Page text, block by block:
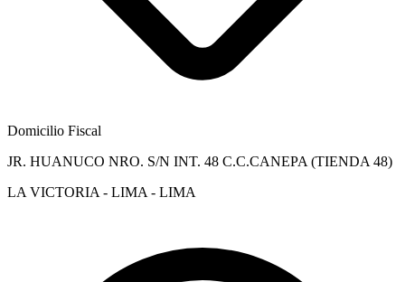
Domicilio Fiscal
JR. HUANUCO NRO. S/N INT. 48 C.C.CANEPA (TIENDA 48)
LA VICTORIA - LIMA - LIMA